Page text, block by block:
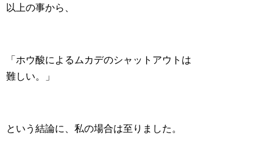
以上の事から、
「ホウ酸によるムカデのシャットアウトは
難しい。」
という結論に、私の場合は至りました。